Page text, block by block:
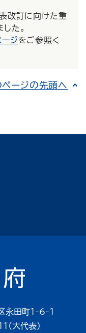
改訂に向けた重
た。
ジをご参照く
ページの先頭へ
永田町1-6-1
大代表）